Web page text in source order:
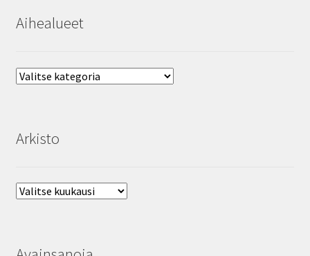
Aihealueet
Aihealueet
Arkisto
Arkisto